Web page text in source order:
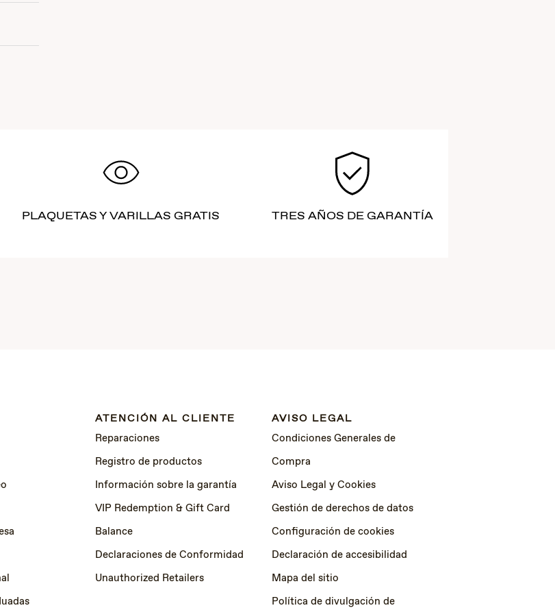
PLAQUETAS Y VARILLAS GRATIS TRES AÑOS DE GARANTÍA
ATENCIÓN AL CLIENTE
Reparaciones
Registro de productos
Información sobre la garantía
VIP Redemption & Gift Card
Balance
Declaraciones de Conformidad
Unauthorized Retailers
AVISO LEGAL
Condiciones Generales de
Compra
Aviso Legal y Cookies
Gestión de derechos de datos
Configuración de cookies
Declaración de accesibilidad
Mapa del sitio
Política de divulgación de